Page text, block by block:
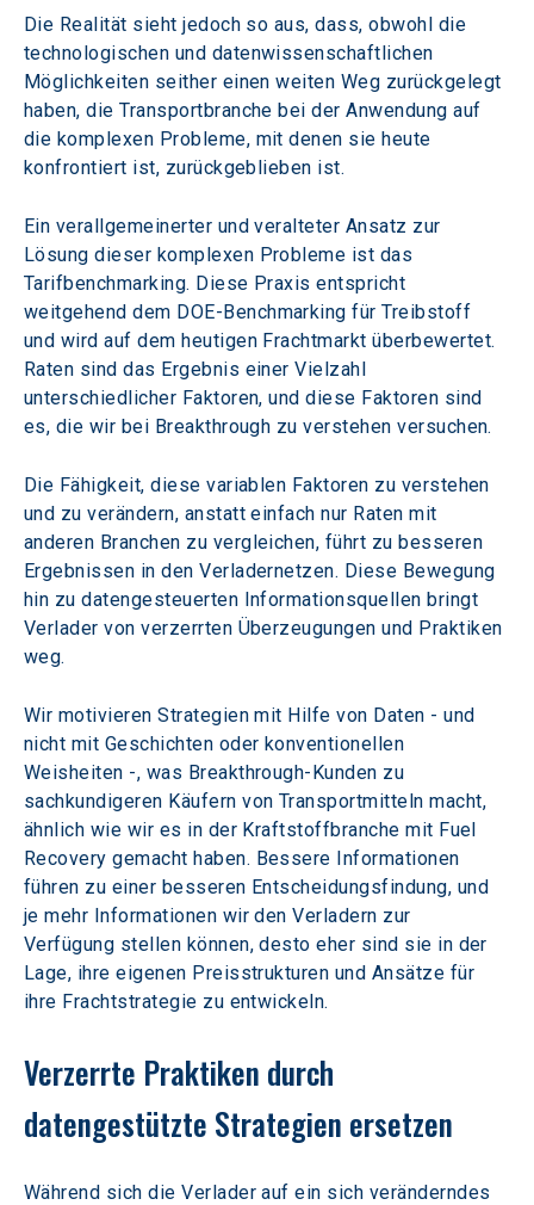
Die Realität sieht jedoch so aus, dass, obwohl die
technologischen und datenwissenschaftlichen
Möglichkeiten seither einen weiten Weg zurückgelegt
haben, die Transportbranche bei der Anwendung auf
die komplexen Probleme, mit denen sie heute
konfrontiert ist, zurückgeblieben ist.
Ein verallgemeinerter und veralteter Ansatz zur
Lösung dieser komplexen Probleme ist das
Tarifbenchmarking. Diese Praxis entspricht
weitgehend dem DOE-Benchmarking für Treibstoff
und wird auf dem heutigen Frachtmarkt überbewertet.
Raten sind das Ergebnis einer Vielzahl
unterschiedlicher Faktoren, und diese Faktoren sind
es, die wir bei Breakthrough zu verstehen versuchen.
Die Fähigkeit, diese variablen Faktoren zu verstehen
und zu verändern, anstatt einfach nur Raten mit
anderen Branchen zu vergleichen, führt zu besseren
Ergebnissen in den Verladernetzen. Diese Bewegung
hin zu datengesteuerten Informationsquellen bringt
Verlader von verzerrten Überzeugungen und Praktiken
weg.
Wir motivieren Strategien mit Hilfe von Daten - und
nicht mit Geschichten oder konventionellen
Weisheiten -, was Breakthrough-Kunden zu
sachkundigeren Käufern von Transportmitteln macht,
ähnlich wie wir es in der Kraftstoffbranche mit Fuel
Recovery gemacht haben. Bessere Informationen
führen zu einer besseren Entscheidungsfindung, und
je mehr Informationen wir den Verladern zur
Verfügung stellen können, desto eher sind sie in der
Lage, ihre eigenen Preisstrukturen und Ansätze für
ihre Frachtstrategie zu entwickeln.
Verzerrte Praktiken durch
datengestützte Strategien ersetzen
Während sich die Verlader auf ein sich veränderndes